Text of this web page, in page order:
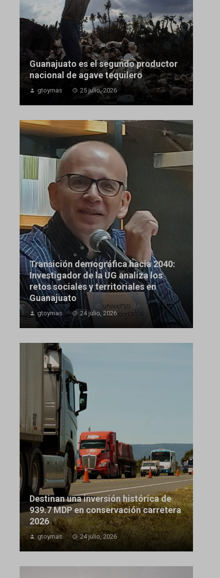
Guanajuato es el segundo productor
nacional de agave tequilero
gtoymas 25 julio, 2026
Transición demográfica hacia 2040:
Investigador de la UG analiza los
retos sociales y territoriales en
Guanajuato
gtoymas 24 julio, 2026
Destinan una inversión histórica de
939.7 MDP en conservación carretera
2026
gtoymas 24 julio, 2026